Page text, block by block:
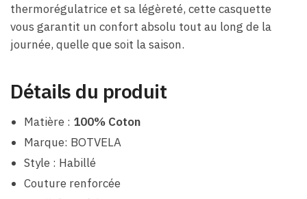
thermorégulatrice et sa légèreté, cette casquette
vous garantit un confort absolu tout au long de la
journée, quelle que soit la saison.
Détails du produit
Matière : 100% Coton
Marque: BOTVELA
Style : Habillé
Couture renforcée